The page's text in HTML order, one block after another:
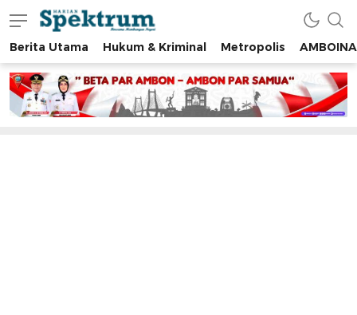
spektrumonline.com
Berita Utama Hukum & Kriminal Metropolis AMBOINA